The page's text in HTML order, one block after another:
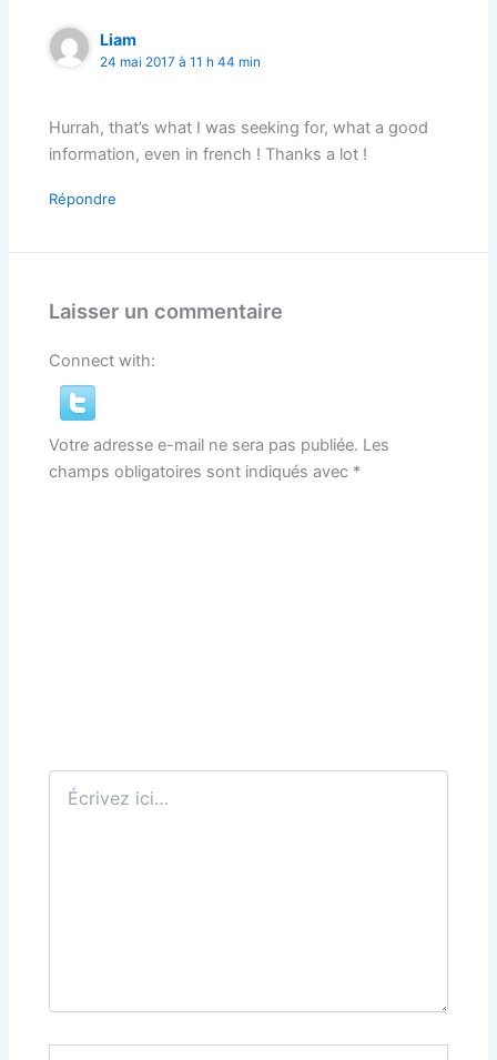
Liam
24 mai 2017 à 11 h 44 min
Hurrah, that’s what I was seeking for, what a good
information, even in french ! Thanks a lot !
Répondre
Laisser un commentaire
Connect with:
Votre adresse e-mail ne sera pas publiée. Les
champs obligatoires sont indiqués avec *
Écrivez
ici…